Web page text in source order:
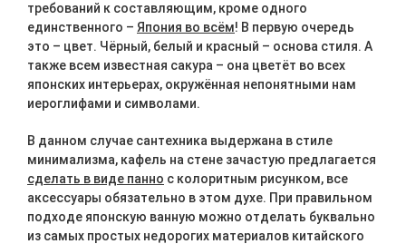
требований к составляющим, кроме одного
единственного – Япония во всём! В первую очередь
это – цвет. Чёрный, белый и красный – основа стиля. А
также всем известная сакура – она цветёт во всех
японских интерьерах, окружённая непонятными нам
иероглифами и символами.
В данном случае сантехника выдержана в стиле
минимализма, кафель на стене зачастую предлагается
сделать в виде панно с колоритным рисунком, все
аксессуары обязательно в этом духе. При правильном
подходе японскую ванную можно отделать буквально
из самых простых недорогих материалов китайского